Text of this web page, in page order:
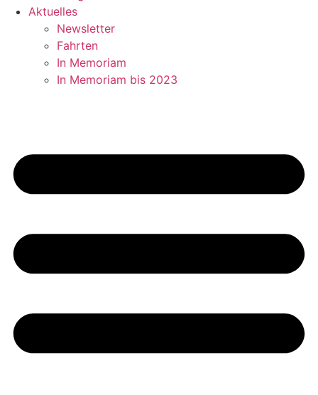
Aktuelles
Newsletter
Fahrten
In Memoriam
In Memoriam bis 2023